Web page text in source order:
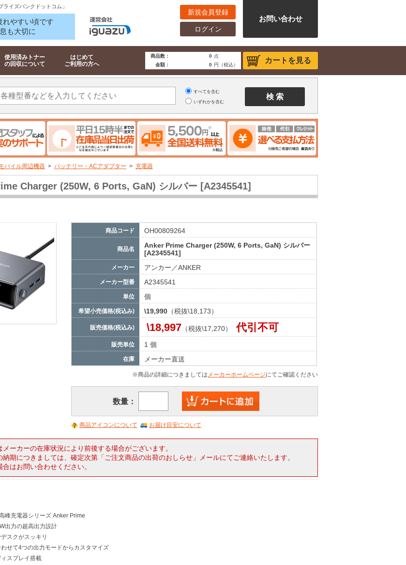
イズバンクドットコム」
れやすい頃です
も大切に
新規会員登録
ログイン
お問い合わせ
使用済みトナー
の回収について
はじめて
ご利用の方へ
カートを見る
商品数： 0 点
金額：
0 円（税込）
すべてを含む
いずれかを含む
バイル周辺機器 > バッテリー・ACアダプター > 充電器
Charger (250W, 6 Ports, GaN) シルバー [A2345541]
商品コード OH00809264
商品名
Anker Prime Charger (250W, 6 Ports, GaN) シルバー
[A2345541]
メーカー アンカー／ANKER
メーカー型番 A2345541
単位 個
希望小売価格(税込み) \19,990 （税抜\18,173）
販売価格(税込み) \18,997 （税抜\17,270） 代引不可
販売単位 1 個
在庫 メーカー直送
※商品の詳細につきましては メーカーホームページにてご確認ください
数量：
商品アイコンについて お届け目安について
ーカーの在庫状況により前後する場合がございます。
納期につきましては、確定次第「ご注文商品の出荷のおしらせ」メールにてご連絡いたします。
合はお問い合わせください。
峰充電器シリーズ Anker Prime
出力の超高出力設計
スクがスッキリ
せて4つの出力モードからカスタマイズ
スプレイ搭載